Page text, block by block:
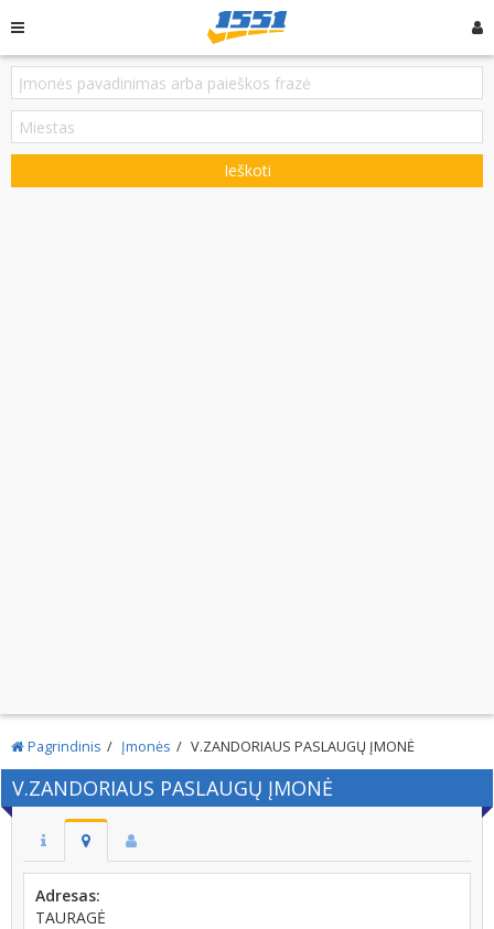
Ieškoti
Pagrindinis Įmonės V.ZANDORIAUS PASLAUGŲ ĮMONĖ
V.ZANDORIAUS PASLAUGŲ ĮMONĖ
Adresas:
TAURAGĖ